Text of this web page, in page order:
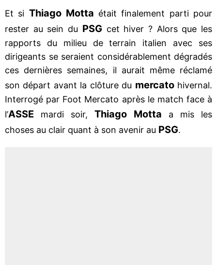
Et si Thiago Motta était finalement parti pour
rester au sein du PSGcet hiver ? Alors que les
rapports du milieu de terrain italien avec ses
dirigeants se seraient considérablement dégradés
ces dernières semaines, il aurait même réclamé
son départ avant la clôture du mercatohivernal.
Interrogé par Foot Mercato après le match face à
l’ASSE mardi soir, Thiago Motta a mis les
choses au clair quant à son avenir au PSG.